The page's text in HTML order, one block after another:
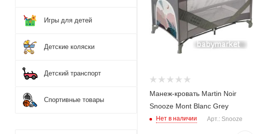
Манеж-кровать Martin Noir
Snooze Mont Blanc Grey
Нет в наличии Арт.: Snooze
Игры для детей
Детские коляски
Детский транспорт
Спортивные товары